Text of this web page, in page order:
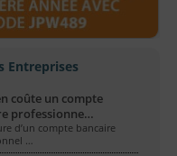
Entreprises
coûte un compte
professionne…
d’un compte bancaire
…